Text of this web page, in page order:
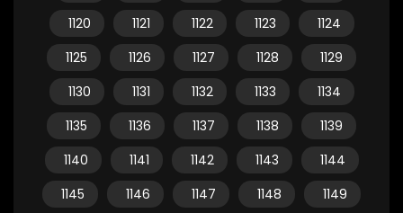
1120
1121 1122 1123
1124
1125
1126 1127 1128
1129
1130
1131 1132 1133
1134
1135
1136 1137 1138
1139
1140
1141 1142 1143
1144
1145
1146 1147 1148
1149